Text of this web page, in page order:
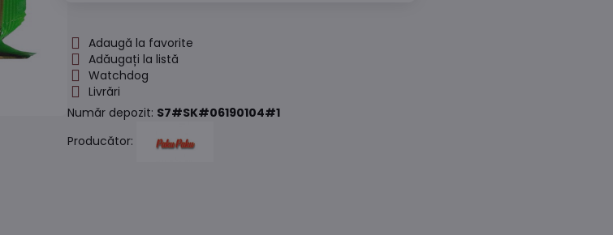
Adaugă la favorite
Adăugați la listă
Watchdog
Livrări
Număr depozit: S7#SK#06190104#1
Producător: